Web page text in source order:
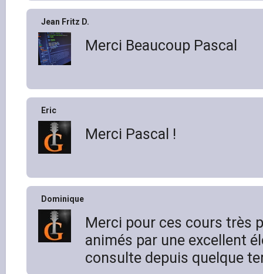
Jean Fritz D.
Merci Beaucoup Pascal
Eric
Merci Pascal !
Dominique
Merci pour ces cours très
animés par une excellent
consulte depuis quelque